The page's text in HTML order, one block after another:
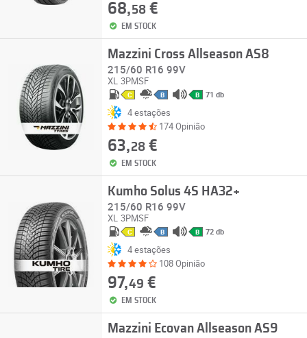
68,58€
EM STOCK
Mazzini Cross Allseason AS8
215/60 R16 99V
XL 3PMSF
C B B 71 db
4 estações
174 Opinião
63,28€
EM STOCK
Kumho Solus 4S HA32+
215/60 R16 99V
XL 3PMSF
C B B 72 db
4 estações
108 Opinião
97,49 €
EM STOCK
Mazzini Ecovan Allseason AS9